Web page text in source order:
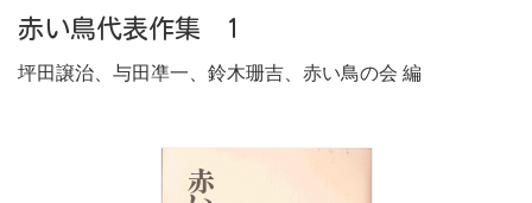
赤い鳥代表作集 1
坪田譲治 、与田凖一 、鈴木珊吉 、赤い鳥の会 編